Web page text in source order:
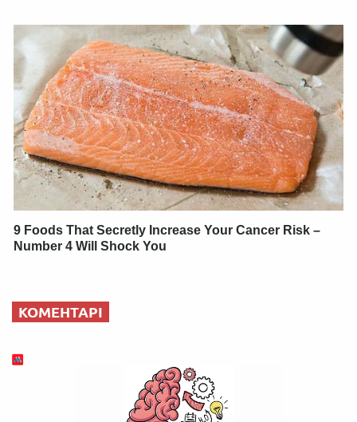
9 Foods That Secretly Increase Your Cancer Risk –
Number 4 Will Shock You
КОМЕНТАРІ